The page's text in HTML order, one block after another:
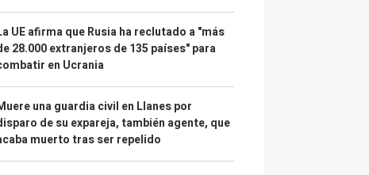
UE afirma que Rusia ha reclutado a "más
28.000 extranjeros de 135 países" para
en Ucrania
una guardia civil en Llanes por
de su expareja, también agente, que
muerto tras ser repelido